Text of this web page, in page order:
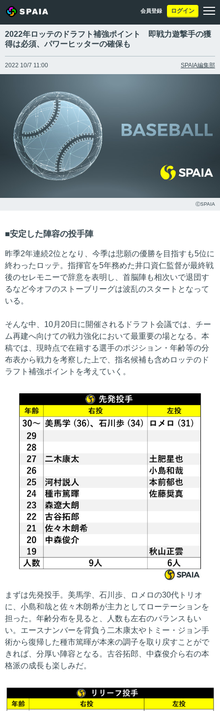
会員登録 ログイン
2022年ロッテのドラフト補強ポイント 即戦力遊撃手の獲
得は必須、パワーヒッターの確保も
2022 10/7 11:00 SPAIA編集部
ⒸSPAIA
安定した陣容の投手陣
昨季2年連続2位となり、今季は悲願の優勝を目指すも5位に
終わったロッテ。指揮官を5年務めた井口資仁監督が最終戦
後のセレモニーで辞意を表明し、首脳陣も相次いで退団す
るなど今オフのストーブリーグは波乱のスタートとなって
いる。
そんな中、10月20日に開催されるドラフト会議では、チー
ム再建へ向けての戦力強化において最重要の場となる。本
稿では、現時点で在籍する選手のポジション・年齢等の分
布表から戦力を考察した上で、指名候補も含めロッテのド
ラフト補強ポイントを考えていく。
まずは先発投手。美馬学、石川歩、ロメロの30代トリオ
に、小島和哉と佐々木朗希が主力としてローテーションを
担った。年齢分布を見ると、人数も左右のバランスもい
い。エースナンバーを背負う二木康太やトミー・ジョン手
術から復帰した種市篤暉が本来の調子を取り戻すことがで
きれば、分厚い陣容となる。古谷拓郎、中森俊介ら右の本
格派の成長も楽しみだ。